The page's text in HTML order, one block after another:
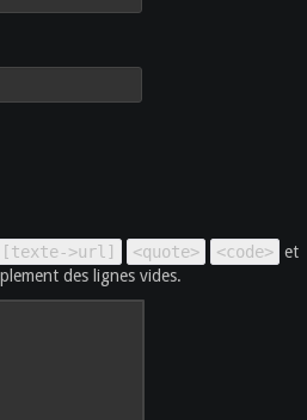
[texte->url] <quote> <code> et
des lignes vides.